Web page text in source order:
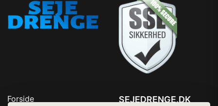
Forside
SEJEDRENGE.DK